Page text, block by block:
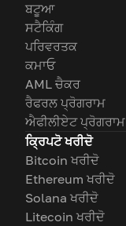
ਬਟੂਆ
ਸਟੈਕਿੰਗ
ਪਰਿਵਰਤਕ
ਕਮਾਓ
AML ਚੈਕਰ
ਰੈਫਰਲ ਪ੍ਰੋਗਰਾਮ
ਐਫੀਲੀਏਟ ਪ੍ਰੋਗਰਾਮ
ਕ੍ਰਿਪਟੋ ਖਰੀਦੋ
Bitcoin ਖਰੀਦੋ
Ethereum ਖਰੀਦੋ
Solana ਖਰੀਦੋ
Litecoin ਖਰੀਦੋ